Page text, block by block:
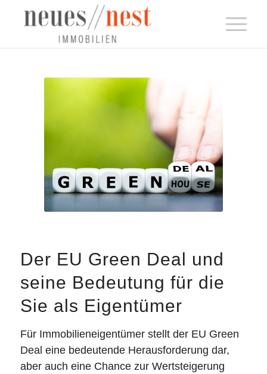
Der EU Green Deal und
seine Bedeutung für die
Sie als Eigentümer
Für Immobilieneigentümer stellt der EU Green
Deal eine bedeutende Herausforderung dar,
aber auch eine Chance zur Wertsteigerung